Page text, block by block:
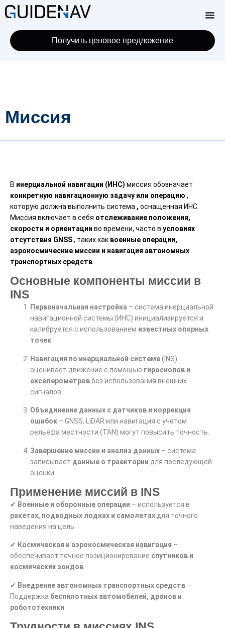
Получить ценовое предложение
Миссия
В инерциальной навигации (ИНС) миссия обозначает
конкретную навигационную задачу или операцию ,
которую должна выполнить система , оснащенная ИНС.
Миссия включает в себя отслеживание положения,
скорости и ориентации во времени, часто в условиях
отсутствия GNSS, таких как военные операции,
аэрокосмические миссии и навигация автономных
транспортных средств
Основные компоненты миссии в
INS
Первоначальная настройка – система инерциальной
навигационной системы (ИНС) инициализируется и
калибруется с использованием известных опорных
точек.
Навигация по инерциальной системе(INS)
оценивает движение с помощью гироскопов и
акселерометровбез использования внешних
сигналов.
Объединение данных с датчиков и коррекция
ошибок – GNSS, LiDAR или навигация с учетом
рельефа местности (TAN) могут повысить точность.
Завершение миссии и анализ данных – система
записывает данные о траектории для последующей
оценки.
Применение миссий в INS
✔ Военные и оборонные операции – используется в
ракетах, подводных лодках и самолетах для точного
наведения на цель.
✔ Космическая и аэрокосмическая навигация –
обеспечивает точное позиционирование спутников и
космических зондов.
✔ Внедрение автономных транспортных средств –
Поддержка беспилотных автомобилей, дронов и
робототехники